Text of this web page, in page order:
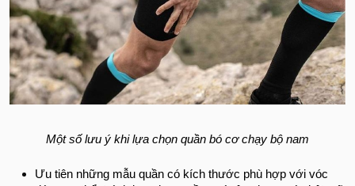
Một số lưu ý khi lựa chọn quần bó cơ chạy bộ nam
Ưu tiên những mẫu quần có kích thước phù hợp với vóc